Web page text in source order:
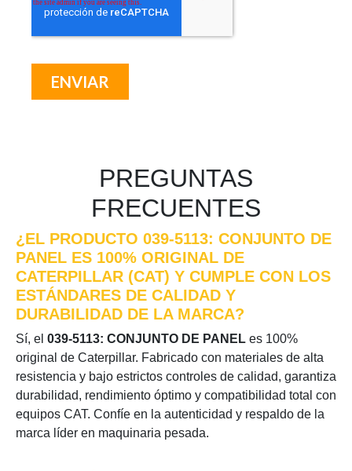
PREGUNTAS
FRECUENTES
¿EL PRODUCTO 039-5113: CONJUNTO DE
PANEL ES 100% ORIGINAL DE
CATERPILLAR (CAT) Y CUMPLE CON LOS
ESTÁNDARES DE CALIDAD Y
DURABILIDAD DE LA MARCA?
Sí, el 039-5113: CONJUNTO DE PANEL es 100%
original de Caterpillar. Fabricado con materiales de alta
resistencia y bajo estrictos controles de calidad, garantiza
durabilidad, rendimiento óptimo y compatibilidad total con
equipos CAT. Confíe en la autenticidad y respaldo de la
marca líder en maquinaria pesada.